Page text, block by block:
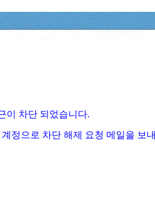
이 차단 되었습니다.
정으로 차단 해제 요청 메일을 보내